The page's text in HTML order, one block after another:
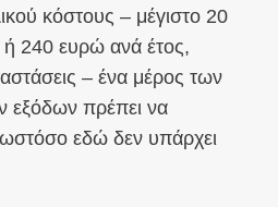
κόστους – μέγιστο 20
240 ευρώ ανά έτος,
– ένα μέρος των
εξόδων πρέπει να
ωστόσο εδώ δεν υπάρχει